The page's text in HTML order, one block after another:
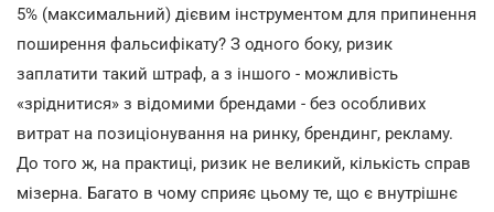
5% (максимальний) дієвим інструментом для припинення
поширення фальсифікату? З одного боку, ризик
заплатити такий штраф, а з іншого - можливість
«зріднитися» з відомими брендами - без особливих
витрат на позиціонування на ринку, брендинг, рекламу.
До того ж, на практиці, ризик не великий, кількість справ
мізерна. Багато в чому сприяє цьому те, що є внутрішнє